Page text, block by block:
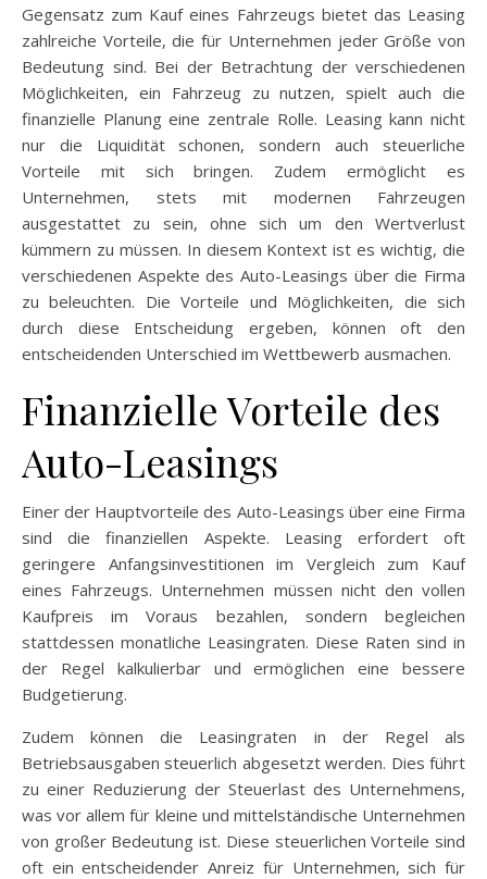
Gegensatz zum Kauf eines Fahrzeugs bietet das Leasing
zahlreiche Vorteile, die für Unternehmen jeder Größe von
Bedeutung sind. Bei der Betrachtung der verschiedenen
Möglichkeiten, ein Fahrzeug zu nutzen, spielt auch die
finanzielle Planung eine zentrale Rolle. Leasing kann nicht
nur die Liquidität schonen, sondern auch steuerliche
Vorteile mit sich bringen. Zudem ermöglicht es
Unternehmen, stets mit modernen Fahrzeugen
ausgestattet zu sein, ohne sich um den Wertverlust
kümmern zu müssen. In diesem Kontext ist es wichtig, die
verschiedenen Aspekte des Auto-Leasings über die Firma
zu beleuchten. Die Vorteile und Möglichkeiten, die sich
durch diese Entscheidung ergeben, können oft den
entscheidenden Unterschied im Wettbewerb ausmachen.
Finanzielle Vorteile des
Auto-Leasings
Einer der Hauptvorteile des Auto-Leasings über eine Firma
sind die finanziellen Aspekte. Leasing erfordert oft
geringere Anfangsinvestitionen im Vergleich zum Kauf
eines Fahrzeugs. Unternehmen müssen nicht den vollen
Kaufpreis im Voraus bezahlen, sondern begleichen
stattdessen monatliche Leasingraten. Diese Raten sind in
der Regel kalkulierbar und ermöglichen eine bessere
Budgetierung.
Zudem können die Leasingraten in der Regel als
Betriebsausgaben steuerlich abgesetzt werden. Dies führt
zu einer Reduzierung der Steuerlast des Unternehmens,
was vor allem für kleine und mittelständische Unternehmen
von großer Bedeutung ist. Diese steuerlichen Vorteile sind
oft ein entscheidender Anreiz für Unternehmen, sich für